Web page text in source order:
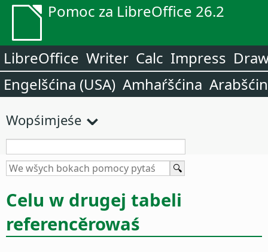
Pomoc za LibreOffice 26.2
LibreOffice Writer Calc Impress
Engelšćina (USA) Amhaŕšćina
Wopśimjeśe
Celu w drugej tabeli
referencěrowaś